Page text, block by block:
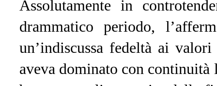
Assolutamente in
drammatico periodo,
un’indiscussa fedeltà ai
aveva dominato con continuità